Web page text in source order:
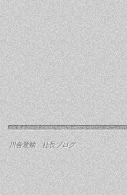
川合運輸 社長ブログ